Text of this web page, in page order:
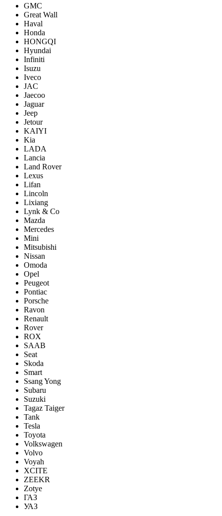
GMC
Great Wall
Haval
Honda
HONGQI
Hyundai
Infiniti
Isuzu
Iveco
JAC
Jaecoo
Jaguar
Jeep
Jetour
KAIYI
Kia
LADA
Lancia
Land Rover
Lexus
Lifan
Lincoln
Lixiang
Lynk & Co
Mazda
Mercedes
Mini
Mitsubishi
Nissan
Omoda
Opel
Peugeot
Pontiac
Porsсhe
Ravon
Renault
Rover
ROX
SAAB
Seat
Skoda
Smart
Ssang Yong
Subaru
Suzuki
Tagaz Taiger
Tank
Tesla
Toyota
Volkswagen
Volvo
Voyah
XCITE
ZEEKR
Zotye
ГАЗ
УАЗ